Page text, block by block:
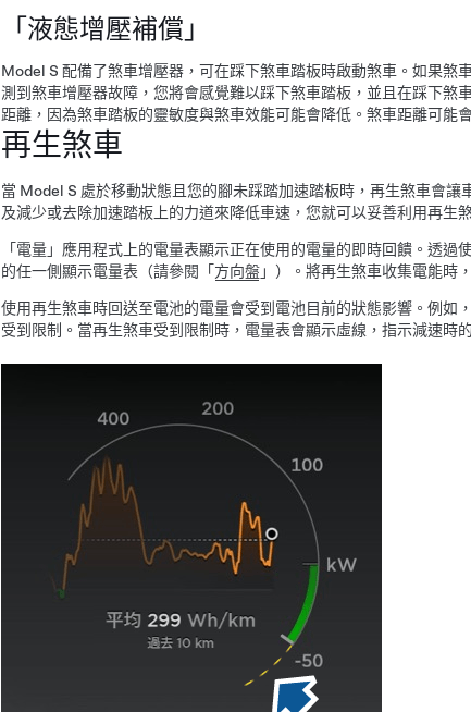
「液態增壓補償」
Model S 配備了煞車增壓器，可在踩下煞車踏板時啟動煞車。如果煞
測到煞車增壓器故障，您將會感覺難以踩下煞車踏板，並且在踩下煞
距離，因為煞車踏板的靈敏度與煞車效能可能會降低。煞車距離可能
再生煞車
當 Model S 處於移動狀態且您的腳未踩踏加速踏板時，再生煞車會
及減少或去除加速踏板上的力道來降低車速，您就可以妥善利用再生
「電量」應用程式上的電量表顯示正在使用的電量的即時回饋。透過
的任一側顯示電量表（請參閱「 方向盤」）。將再生煞車收集電能時
使用再生煞車時回送至電池的電量會受到電池目前的狀態影響。例如
受到限制。當再生煞車受到限制時，電量表會顯示虛線，指示減速時